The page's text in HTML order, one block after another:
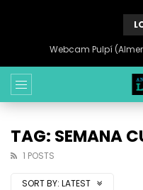
Webcam Pulpí
TAG: SEMANA
1 POSTS
SORT BY: LATEST